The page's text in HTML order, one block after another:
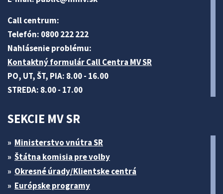
Call centrum:
Telefón: 0800 222 222
Nahlásenie problému:
Kontaktný formulár Call Centra MV SR
PO, UT, ŠT, PIA: 8.00 - 16.00
STREDA: 8.00 - 17.00
SEKCIE MV SR
Ministerstvo vnútra SR
Štátna komisia pre volby
Okresné úrady/Klientske centrá
Európske programy